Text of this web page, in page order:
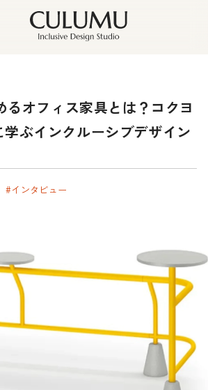
るオフィス家具とは？コクヨ
学ぶインクルーシブデザイン
#インタビュー